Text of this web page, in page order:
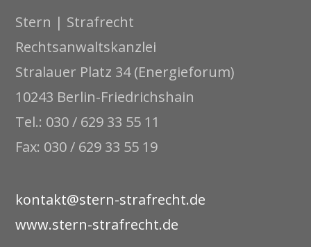
Stern | Strafrecht
Rechtsanwaltskanzlei
Stralauer Platz 34 (Energieforum)
10243 Berlin-Friedrichshain
Tel.: 030 / 629 33 55 11
Fax: 030 / 629 33 55 19
kontakt@stern-strafrecht.de
www.stern-strafrecht.de